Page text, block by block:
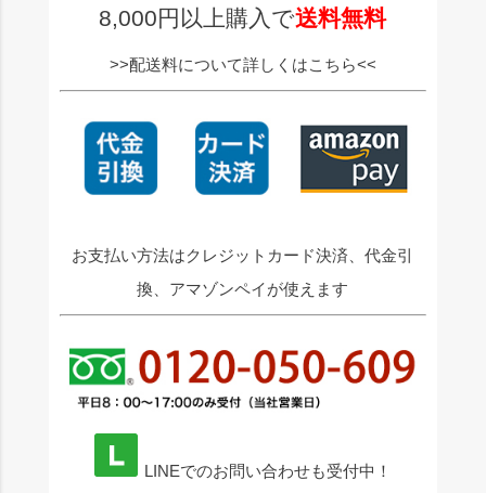
8,000円以上購入で送料無料
>>配送料について詳しくはこちら<<
お支払い方法はクレジットカード決済、代金引
換、アマゾンペイが使えます
LINEでのお問い合わせも受付中！